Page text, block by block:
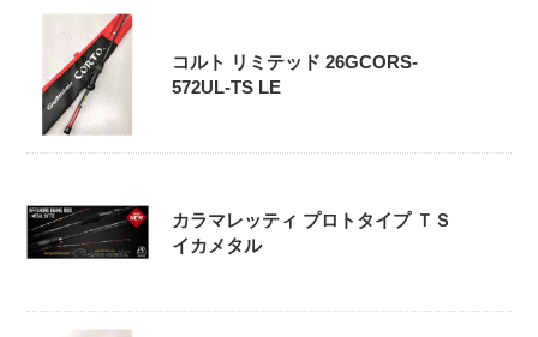
コルト リミテッド 26GCORS-
572UL-TS LE
カラマレッティ プロトタイプ ＴＳ
イカメタル